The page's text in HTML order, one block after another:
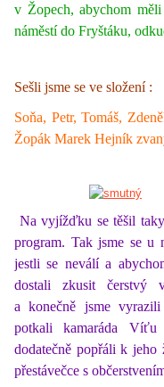
v Žopech, abychom
náměstí do Fryštáku,
Sešli jsme se ve složení :
Soňa, Petr, Tomáš,
Žopák Marek Hejník
Na vyjížďku se těšil
program. Tak jsme se u
jestli se neválí a
dostali zkusit čerstvý
a konečně jsme
potkali kamaráda
dodatečně popřáli k
přestávečce s